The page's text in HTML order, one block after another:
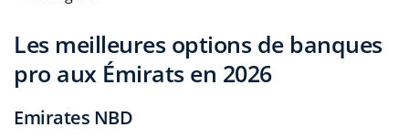
Les meilleures options de banques
pro aux Émirats en 2026
Emirates NBD